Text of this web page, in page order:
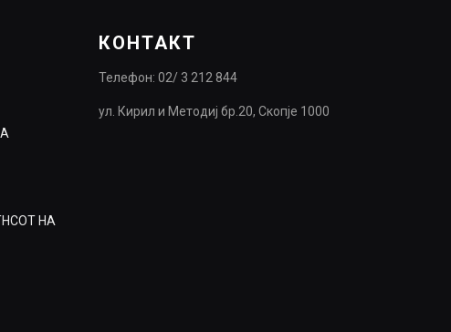
НА
КОНТАКТ
Телефон: 02/ 3 212 844
ул. Кирил и Методиј бр.20, Скопје 1000